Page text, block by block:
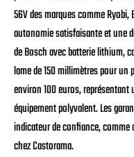
56V des marques comme
autonomie satisfaisante et une
de Bosch avec batterie lithium,
lame de 150 millimètres pour
environ 100 euros,
équipement polyvalent. Les
indicateur de confiance,
chez Castorama.